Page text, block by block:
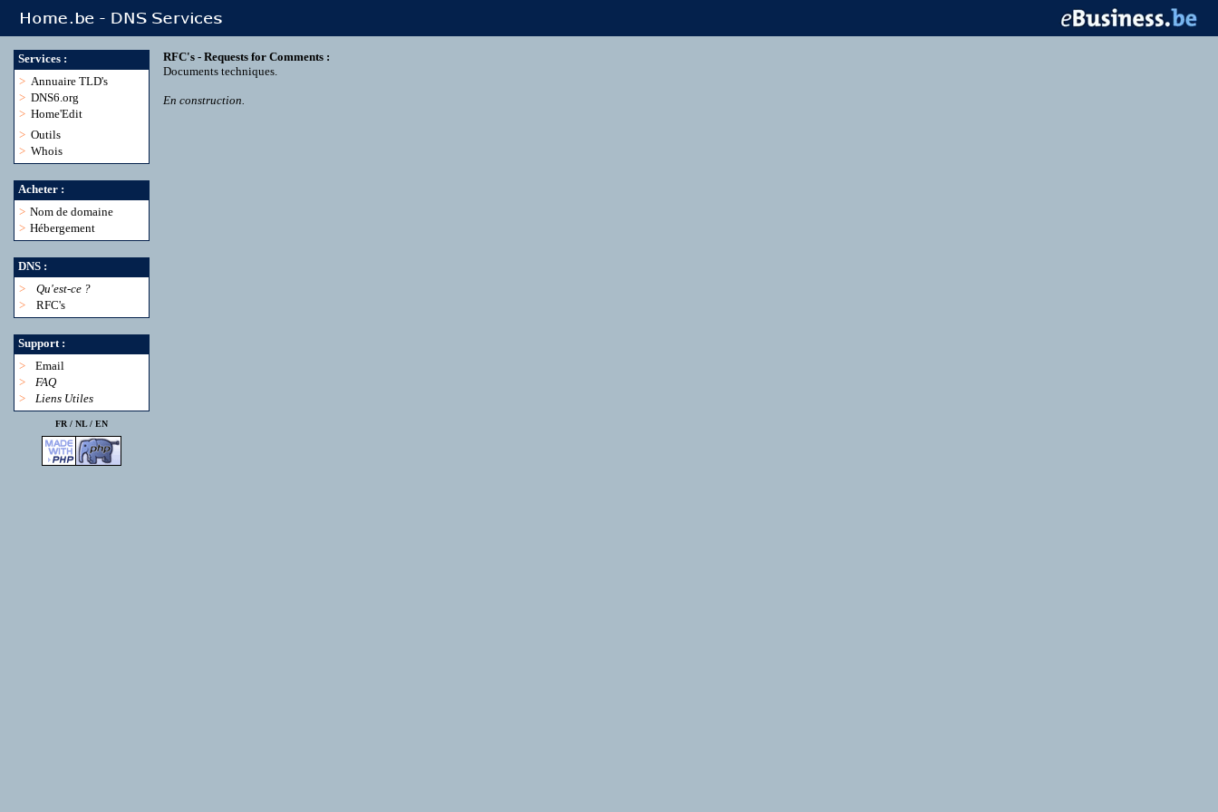
Services :
> Annuaire TLD's
> DNS6.org
> Home'Edit
> Outils
> Whois
Acheter :
> Nom de domaine
> Hébergement
DNS :
>
Qu'est-ce ?
>
RFC's
Support :
>
Email
>
FAQ
>
Liens Utiles
FR / NL/ EN
RFC's - Requests for Comments :
Documents techniques.
En construction.